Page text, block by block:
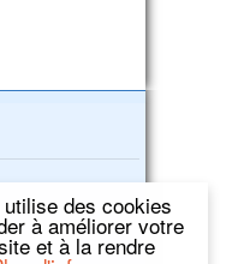
des cookies
à améliorer votre
et à la rendre